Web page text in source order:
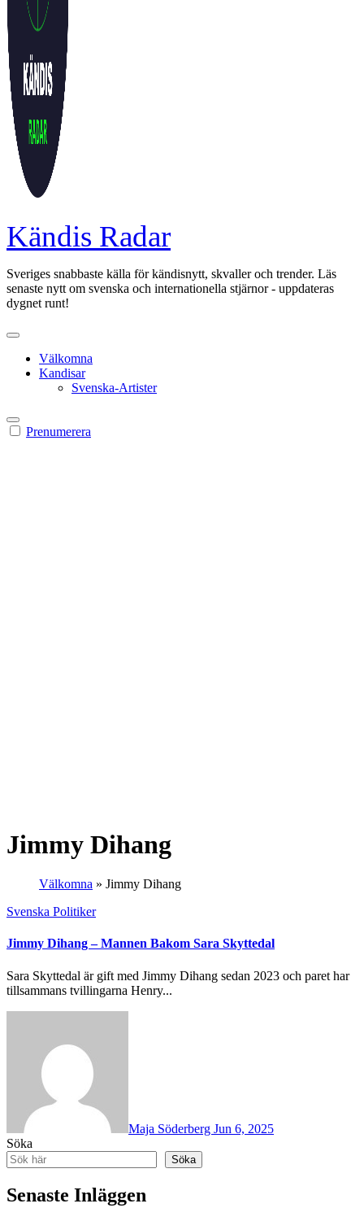
Kändis Radar
Sveriges snabbaste källa för kändisnytt, skvaller och trender. Läs
senaste nytt om svenska och internationella stjärnor - uppdateras
dygnet runt!
Välkomna
Kandisar
Svenska-Artister
Prenumerera
Jimmy Dihang
Välkomna » Jimmy Dihang
Svenska Politiker
Jimmy Dihang – Mannen Bakom Sara Skyttedal
Sara Skyttedal är gift med Jimmy Dihang sedan 2023 och paret har
tillsammans tvillingarna Henry...
Maja Söderberg Jun 6, 2025
Söka
Söka
Senaste Inläggen